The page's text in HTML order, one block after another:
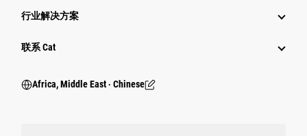
行业解决方案
行业
联系 Cat
Africa, Middle East ‧ Chinese